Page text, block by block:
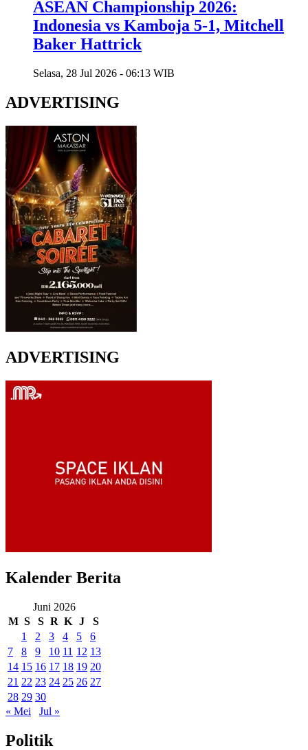
ASEAN Championship 2026:
Indonesia vs Kamboja 5-1, Mitchell
Baker Hattrick
Selasa, 28 Jul 2026 - 06:13 WIB
ADVERTISING
ADVERTISING
Kalender Berita
Juni 2026
M S S R K J
S
1
2 3 4 5
6
7
8 9 10 11 12 13
14 15 16 17 18 19 20
21 22 23 24 25 26 27
28 29 30
« Mei
Jul »
Politik